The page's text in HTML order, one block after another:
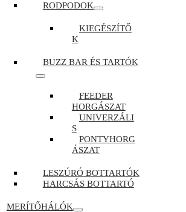
RODPODOK
KIEGÉSZÍTŐ
K
BUZZ BAR ÉS TARTÓK
FEEDER
HORGÁSZAT
UNIVERZÁLI
S
PONTYHORG
ÁSZAT
LESZÚRÓ BOTTARTÓK
HARCSÁS BOTTARTÓ
MERÍTŐHÁLÓK